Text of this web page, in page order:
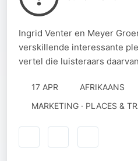
Ingrid Venter en Meyer
verskillende interessante
vertel die luisteraars
17 APR AFRIKAANS
MARKETING · PLACES &